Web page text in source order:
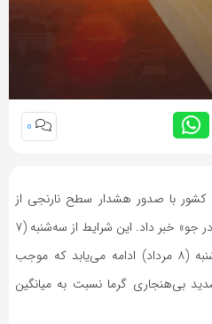
0
کشور با صدور هشدار سطح نارنجی از
«حاکمیت کامل الگوی گرم تابستانه در جو» خبر داد. این شرایط از سه‌شنبه (۷
مرداد) آغاز خواهد شد و تا چهارشنبه (۸ مرداد) ادامه می‌یابد که موجب
بی‌هنجاری گرما نسبت به میانگین